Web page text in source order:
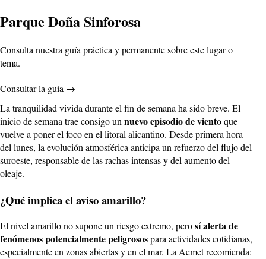
Parque Doña Sinforosa
Consulta nuestra guía práctica y permanente sobre este lugar o
tema.
Consultar la guía →
La tranquilidad vivida durante el fin de semana ha sido breve. El
inicio de semana trae consigo un nuevo episodio de vientoque
vuelve a poner el foco en el litoral alicantino. Desde primera hora
del lunes, la evolución atmosférica anticipa un refuerzo del flujo del
suroeste, responsable de las rachas intensas y del aumento del
oleaje.
¿Qué implica el aviso amarillo?
El nivel amarillo no supone un riesgo extremo, perosí alerta de
fenómenos potencialmente peligrosospara actividades cotidianas,
especialmente en zonas abiertas y en el mar. La Aemet recomienda: